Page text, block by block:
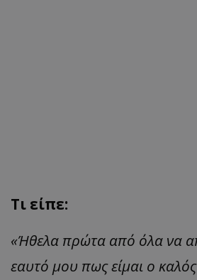
Τι είπε:
«Ήθελα πρώτα από όλα να
εαυτό μου πως είμαι ο καλός